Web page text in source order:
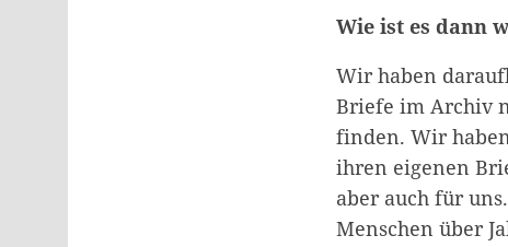
Wie ist es dann
Wir haben
Briefe im Archiv
finden. Wir
ihren eigenen
aber auch für
Menschen über